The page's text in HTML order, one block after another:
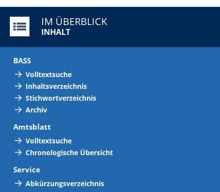
IM ÜBERBLICK
INHALT
BASS
Volltextsuche
Inhaltsverzeichnis
Stichwortverzeichnis
Archiv
Amtsblatt
Volltextsuche
Chronologische Übersicht
Service
Abkürzungsverzeichnis